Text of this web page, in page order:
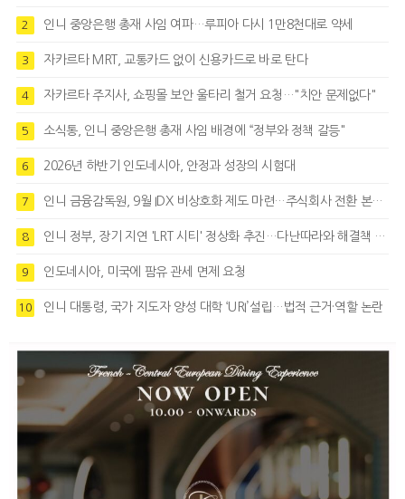
2 인니 중앙은행 총재 사임 여파…루피아 다시 1만8천대로 약세
3 자카르타 MRT, 교통카드 없이 신용카드로 바로 탄다
4 자카르타 주지사, 쇼핑몰 보안 울타리 철거 요청…"치안 문제없다"
5 소식통, 인니 중앙은행 총재 사임 배경에 “정부와 정책 갈등"
6 2026년 하반기 인도네시아, 안정과 성장의 시험대
7 인니 금융감독원, 9월 IDX 비상호화 제도 마련…주식회사 전환 본격화
8 인니 정부, 장기 지연 'LRT 시티' 정상화 추진…다난따라와 해결책 모색
9 인도네시아, 미국에 팜유 관세 면제 요청
10 인니 대통령, 국가 지도자 양성 대학 ‘URI’설립…법적 근거·역할 논란